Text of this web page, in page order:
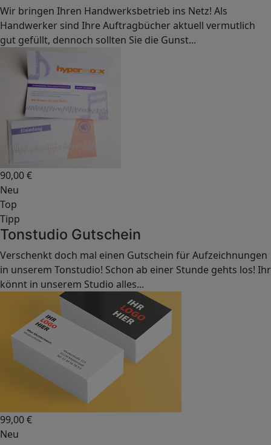
Wir bringen Ihren Handwerksbetrieb ins Netz! Als
Handwerker sind Ihre Auftragbücher aktuell vermutlich
gut gefüllt, dennoch sollten Sie die Gunst...
90,00€
Neu
Top
Tipp
Tonstudio Gutschein
Verschenkt doch mal einen Gutschein für Aufzeichnungen
in unserem Tonstudio! Schon ab einer Stunde gehts los! Ihr
könnt in unserem Studio alles...
99,00€
Neu